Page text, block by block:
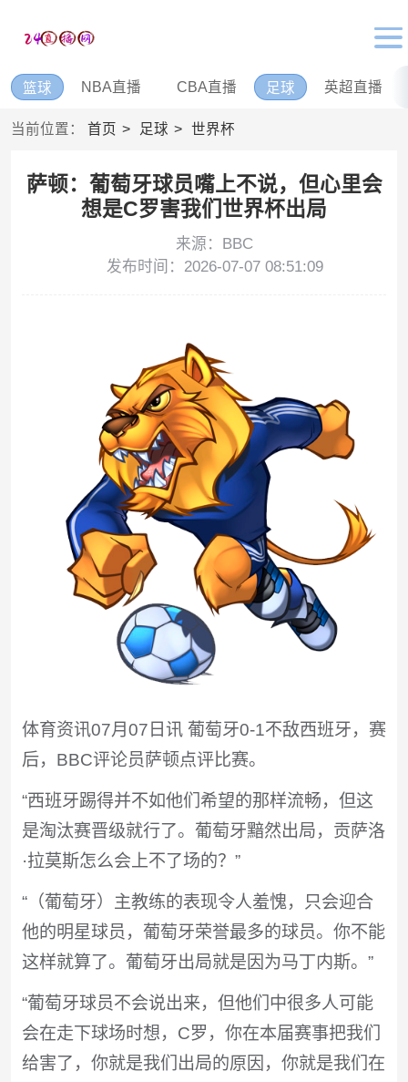
篮球 NBA直播 CBA直播 足球 英超直播
当前位置： 首页 足球 世界杯
萨顿：葡萄牙球员嘴上不说，但心里会
想是C罗害我们世界杯出局
来源：BBC
发布时间：2026-07-07 08:51:09
体育资讯07月07日讯 葡萄牙0-1不敌西班牙，赛
后，BBC评论员萨顿点评比赛。
“西班牙踢得并不如他们希望的那样流畅，但这
是淘汰赛晋级就行了。葡萄牙黯然出局，贡萨洛
·拉莫斯怎么会上不了场的？”
“（葡萄牙）主教练的表现令人羞愧，只会迎合
他的明星球员，葡萄牙荣誉最多的球员。你不能
这样就算了。葡萄牙出局就是因为马丁内斯。”
“葡萄牙球员不会说出来，但他们中很多人可能
会在走下球场时想，C罗，你在本届赛事把我们
给害了，你就是我们出局的原因，你就是我们在